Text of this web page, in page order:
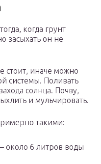
когда грунт
засыхать он не
стоит, иначе можно
системы. Поливать
солнца. Почву,
и мульчировать.
такими:
около 6 литров воды